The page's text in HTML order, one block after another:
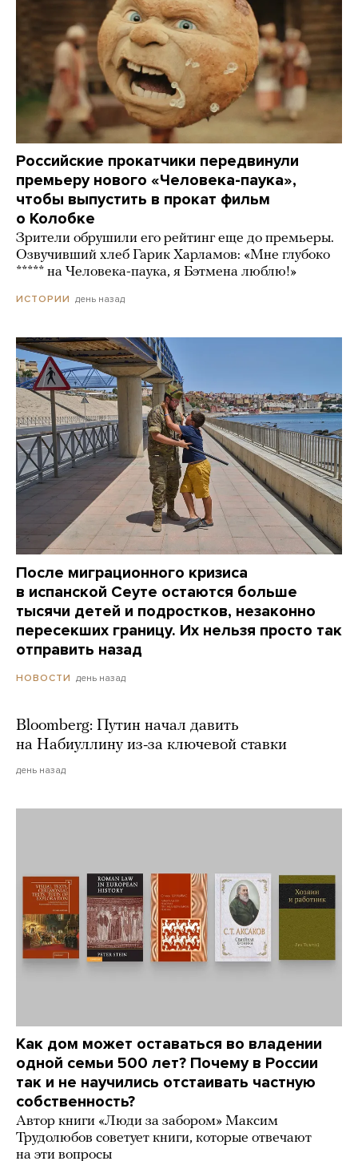
Российские прокатчики передвинули
премьеру нового «Человека-паука»,
чтобы выпустить в прокат фильм
о Колобке
Зрители обрушили его рейтинг еще до премьеры.
Озвучивший хлеб Гарик Харламов: «Мне глубоко
***** на Человека-паука, я Бэтмена люблю!»
ИСТОРИИ день назад
После миграционного кризиса
в испанской Сеуте остаются больше
тысячи детей и подростков, незаконно
пересекших границу. Их нельзя просто так
отправить назад
НОВОСТИ день назад
Bloomberg: Путин начал давить
на Набиуллину из-за ключевой ставки
день назад
Как дом может оставаться во владении
одной семьи 500 лет? Почему в России
так и не научились отстаивать частную
собственность?
Автор книги «Люди за забором» Максим
Трудолюбов советует книги, которые отвечают
на эти вопросы